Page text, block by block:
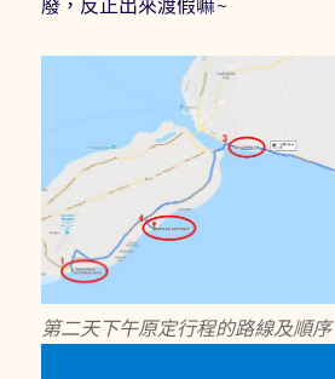
第二天下午原定行程的路線及順序